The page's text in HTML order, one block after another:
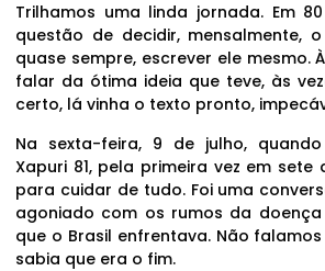
Trilhamos uma linda jornada. Em
questão de decidir, mensalmente,
quase sempre, escrever ele mesmo.
falar da ótima ideia que teve, às
certo, lá vinha o texto pronto,
Na sexta-feira, 9 de julho,
Xapuri 81, pela primeira vez em sete
para cuidar de tudo. Foi uma
agoniado com os rumos da
que o Brasil enfrentava. Não
sabia que era o fim.